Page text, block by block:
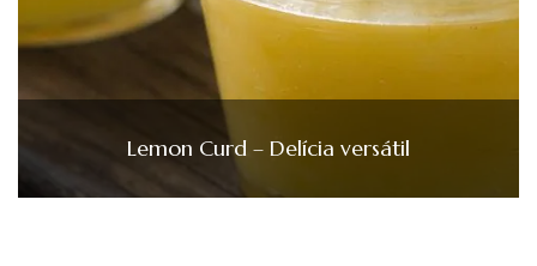
Lemon Curd – Delícia versátil